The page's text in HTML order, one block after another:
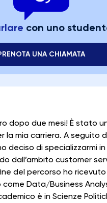
con uno
UNA CHIAMATA
dopo due mesi! È stato
la mia carriera. A seguito
deciso di specializzarmi
dall’ambito customer
del percorso ho
Data/Business
è in Scienze